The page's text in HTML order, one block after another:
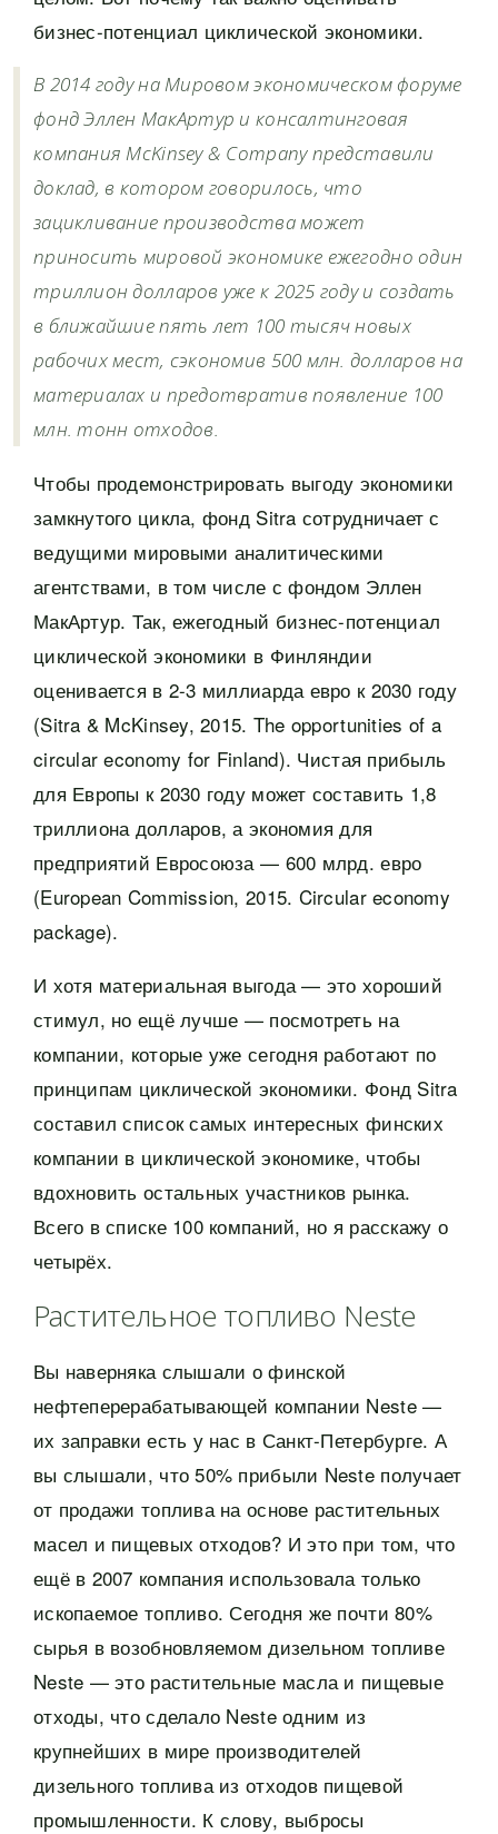
бизнес-потенциал циклической экономики.
В 2014 году на Мировом экономическом форуме
фонд Эллен МакАртур и консалтинговая
компания McKinsey & Company представили
доклад, в котором говорилось, что
зацикливание производства может
приносить мировой экономике ежегодно один
триллион долларов уже к 2025 году и создать
в ближайшие пять лет 100 тысяч новых
рабочих мест, сэкономив 500 млн. долларов на
материалах и предотвратив появление 100
млн. тонн отходов.
Чтобы продемонстрировать выгоду экономики
замкнутого цикла, фонд Sitra сотрудничает с
ведущими мировыми аналитическими
агентствами, в том числе с фондом Эллен
МакАртур. Так, ежегодный бизнес-потенциал
циклической экономики в Финляндии
оценивается в 2-3 миллиарда евро к 2030 году
(Sitra & McKinsey, 2015. The opportunities of a
circular economy for Finland). Чистая прибыль
для Европы к 2030 году может составить 1,8
триллиона долларов, а экономия для
предприятий Евросоюза — 600 млрд. евро
(European Commission, 2015. Circular economy
package).
И хотя материальная выгода — это хороший
стимул, но ещё лучше — посмотреть на
компании, которые уже сегодня работают по
принципам циклической экономики. Фонд Sitra
составил список самых интересных финских
компании в циклической экономике, чтобы
вдохновить остальных участников рынка.
Всего в списке 100 компаний, но я расскажу о
четырёх.
Растительное топливо Neste
Вы наверняка слышали о финской
нефтеперерабатывающей компании Neste —
их заправки есть у нас в Санкт-Петербурге. А
вы слышали, что 50% прибыли Neste получает
от продажи топлива на основе растительных
масел и пищевых отходов? И это при том, что
ещё в 2007 компания использовала только
ископаемое топливо. Сегодня же почти 80%
сырья в возобновляемом дизельном топливе
Neste — это растительные масла и пищевые
отходы, что сделало Neste одним из
крупнейших в мире производителей
дизельного топлива из отходов пищевой
промышленности. К слову, выбросы